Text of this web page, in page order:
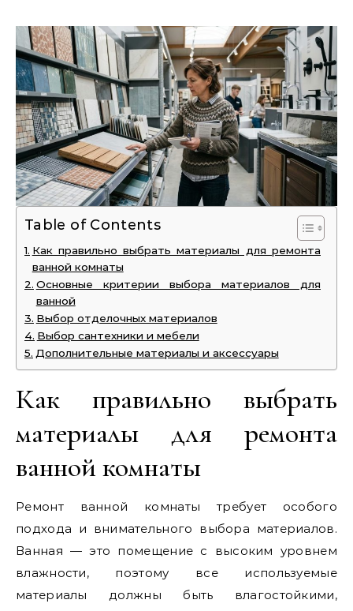
Table of Contents
Как правильно выбрать материалы для ремонта
ванной комнаты
Основные критерии выбора материалов для
ванной
Выбор отделочных материалов
Выбор сантехники и мебели
Дополнительные материалы и аксессуары
Как правильно выбрать
материалы для ремонта
ванной комнаты
Ремонт ванной комнаты требует особого
подхода и внимательного выбора материалов.
Ванная — это помещение с высоким уровнем
влажности, поэтому все используемые
материалы должны быть влагостойкими,